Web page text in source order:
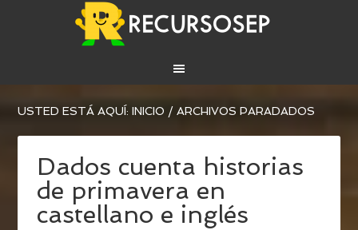
USTED ESTÁ AQUÍ:INICIO / ARCHIVOS PARADADOS
Dados cuenta historias
de primavera en
castellano e inglés